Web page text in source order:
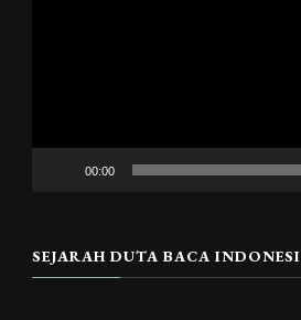
00:00
SEJARAH DUTA BACA